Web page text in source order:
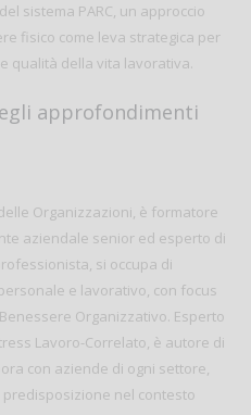
sistema PARC, un approccio
fisico come leva strategica per
qualità della vita lavorativa.
approfondimenti
Organizzazioni, è formatore
aziendale senior ed esperto di
si occupa di
e lavorativo, con focus
Organizzativo. Esperto
Lavoro-Correlato, è autore di
con aziende di ogni settore,
nel contesto